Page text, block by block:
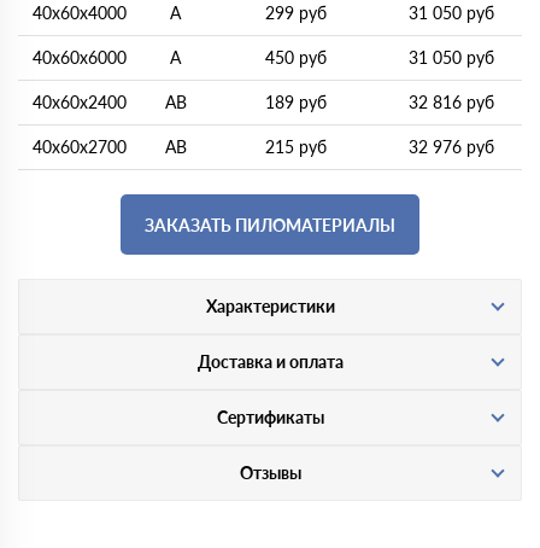
40х60х4000 A 299 руб 31 050 руб
40х60х6000 A 450 руб 31 050 руб
40х60х2400 AB 189 руб 32 816 руб
40х60х2700 AB 215 руб 32 976 руб
ЗАКАЗАТЬ ПИЛОМАТЕРИАЛЫ
Характеристики
Доставка и оплата
Сертификаты
Отзывы